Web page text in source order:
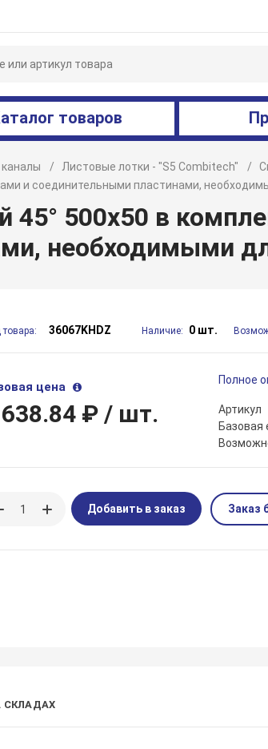
товаров
Листовые лотки - "S5 Combitech"
и соединительными пластинами,
45° 500х50 в
необходимыми
36067KHDZ Наличие: 0 шт.
цена
₽ / шт.
Полное
Артикул
Базовая
Добавить в заказ Заказ
СКЛАДАХ